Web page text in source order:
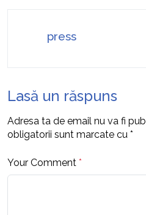
press
Lasă un răspuns
Adresa ta de email nu va fi
obligatorii sunt marcate cu *
Your Comment *